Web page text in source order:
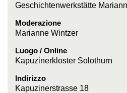
Geschichtenwerkstätte
Moderazione
Marianne Wintzer
Luogo / Online
Kapuzinerkloster Solothurn
Indirizzo
Kapuzinerstrasse 18